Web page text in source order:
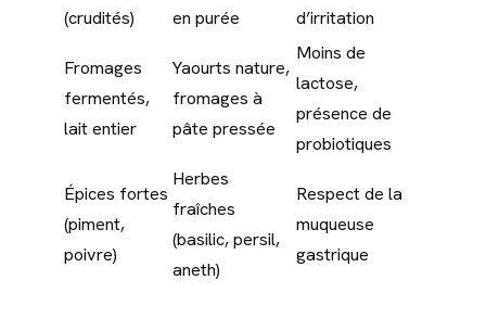
(crudités)
en purée
d’irritation
Fromages
fermentés,
lait entier
Yaourts nature,
fromages à
pâte pressée
Moins de
lactose,
présence de
probiotiques
Épices fortes
(piment,
poivre)
Herbes
fraîches
(basilic, persil,
aneth)
Respect de la
muqueuse
gastrique